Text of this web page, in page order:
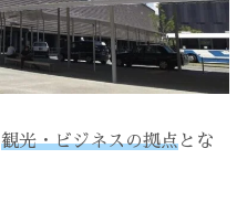
観光・ビジネスの拠点とな